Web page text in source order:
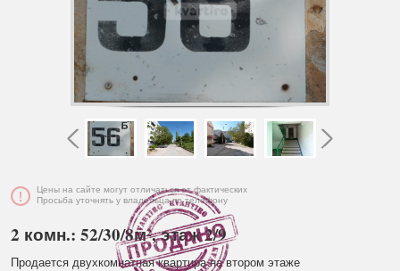
Цены на сайте могут отличаться от фактических
Просьба уточнять у владельца по телефону
2 комн.: 52/30/8м², этаж 2/9
Продается двухкомнатная квартира на втором этаже